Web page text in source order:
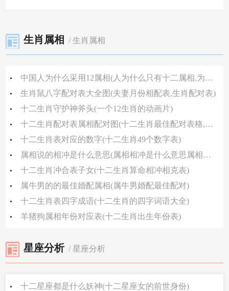
生肖属相 / 生肖属相
中国人为什么采用12属相(人为什么只有十二属相,为何有十二个生肖不是十三个)
生肖鼠八字配对表大全图(夫妻月份相配表,生肖配对表)
十二生肖守护神斧头(一个12生肖的动画片)
十二生肖配对表属相配对图(十二生肖最佳配对表格,十二生肖属性及最全配对表)
十二生肖表对应的数字(十二生肖49个数字表)
属相说的相冲是什么意思(属相相冲是什么意思属相相冲的意思)
十二生肖冲合表子女(十二生肖算命相冲相克表)
属牛男的的最佳婚配属相(属牛男婚配最佳配对)
十二生肖表四字成语(十二生肖的四字词语大全)
羊猪狗属相年份对应表(十二生肖出生年份表)
星座分析/ 星座分析
十二星座都是什么妖神(十二星座女的前世身份)